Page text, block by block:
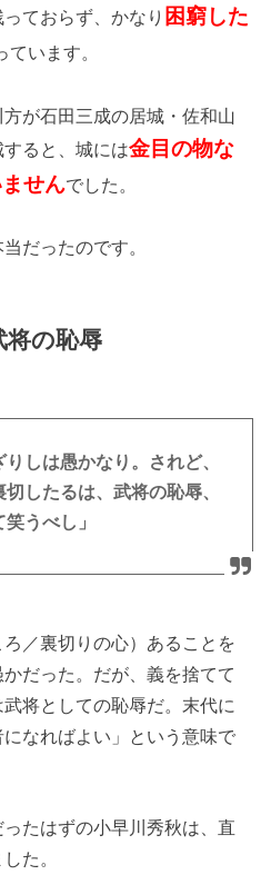
ておらず、かなり 困窮した
ています。
が石田三成の居城・佐和山
ると、城には金目の物な
せんでした。
だったのです。
将の恥辱
しは愚かなり。されど、
したるは、武将の恥辱、
うべし」
ろ／裏切りの心）あることを
だった。だが、義を捨てて
将としての恥辱だ。末代に
なればよい」という意味で
たはずの小早川秀秋は、直
た。